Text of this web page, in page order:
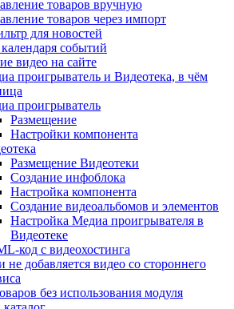
товаров вручную
товаров через импорт
для новостей
событий
видео на сайте
проигрыватель и Видеотека, в чём
проигрыватель
Размещение
Настройки компонента
Размещение Видеотеки
Создание инфоблока
Настройка компонента
Создание видеоальбомов и элементов
Настройка Медиа проигрывателя в
Видеотеке
код с видеохостинга
не добавляется видео со стороннего
без использования модуля